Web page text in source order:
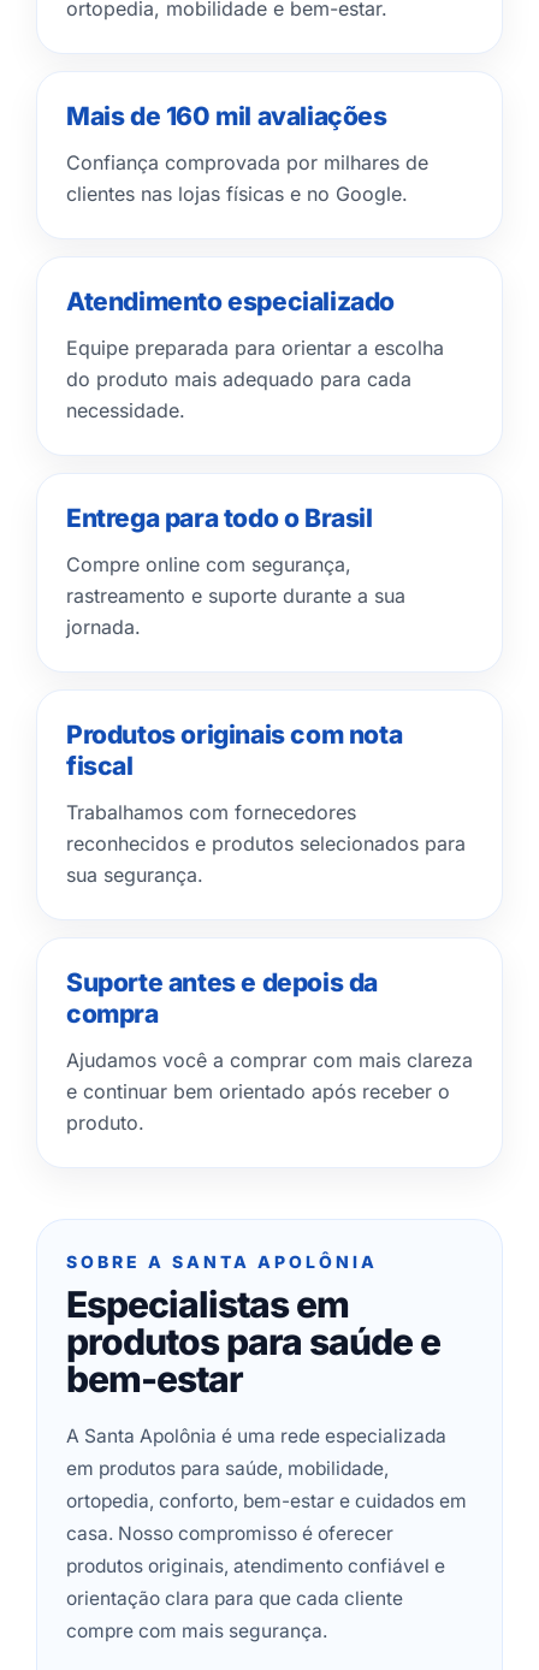
ortopedia, mobilidade e bem-estar.
Mais de 160 mil avaliações
Confiança comprovada por milhares de
clientes nas lojas físicas e no Google.
Atendimento especializado
Equipe preparada para orientar a escolha
do produto mais adequado para cada
necessidade.
Entrega para todo o Brasil
Compre online com segurança,
rastreamento e suporte durante a sua
jornada.
Produtos originais com nota
fiscal
Trabalhamos com fornecedores
reconhecidos e produtos selecionados para
sua segurança.
Suporte antes e depois da
compra
Ajudamos você a comprar com mais clareza
e continuar bem orientado após receber o
produto.
SOBRE A SANTA APOLÔNIA
Especialistas em
produtos para saúde e
bem-estar
A Santa Apolônia é uma rede especializada
em produtos para saúde, mobilidade,
ortopedia, conforto, bem-estar e cuidados em
casa. Nosso compromisso é oferecer
produtos originais, atendimento confiável e
orientação clara para que cada cliente
compre com mais segurança.